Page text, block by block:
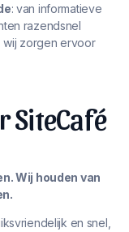
: van informatieve
razendsnel
wij zorgen ervoor
SiteCafé
Wij houden van
en snel,